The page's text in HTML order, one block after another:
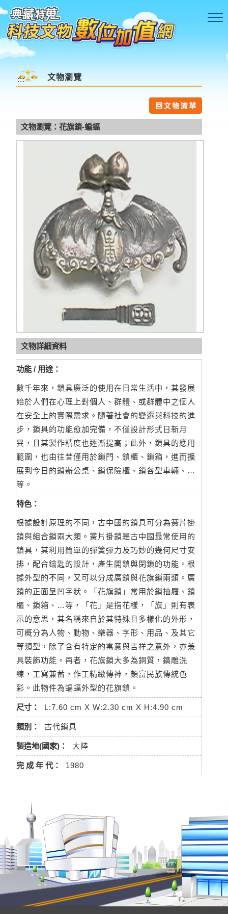
跳到主要內容區塊
::: 文物瀏覽
文物瀏覽：花旗鎖-蝙蝠
文物詳細資料
功能 / 用途：
數千年來，鎖具廣泛的使用在日常生活中，其發展
始於人們在心理上對個人、群體、或群體中之個人
在安全上的實際需求。隨著社會的變遷與科技的進
步，鎖具的功能愈加完備，不僅設計形式日新月
異，且其製作精度也逐漸提高；此外，鎖具的應用
範圍，也由往昔僅用於鎖門、鎖櫃、鎖箱，進而擴
展到今日的鎖辦公桌、鎖保險櫃、鎖各型車輛、…
等。
特色：
根據設計原理的不同，古中國的鎖具可分為簧片掛
鎖與組合鎖兩大類。簧片掛鎖是古中國最常使用的
鎖具，其利用簡單的彈簧彈力及巧妙的幾何尺寸安
排，配合鑰匙的設計，產生開鎖與閉鎖的功能。根
據外型的不同，又可以分成廣鎖與花旗鎖兩類。廣
鎖的正面呈凹字狀。「花旗鎖」常用於鎖抽屜、鎖
櫃、鎖箱、…等，「花」是指花樣，「旗」則有表
示的意思，其名稱來自於其特殊且多樣化的外形，
可概分為人物、動物、樂器、字形、用品、及其它
等類型，除了含有特定的寓意與吉祥之意外，亦兼
具裝飾功能。再者，花旗鎖大多為銅質，鐫雕洗
練，工寫兼蓄，作工精緻傳神，頗富民族傳統色
彩。此物件為蝙蝠外型的花旗鎖。
尺寸： L:7.60 cm X W:2.30 cm X H:4.90 cm
類別： 古代鎖具
製造地(國家)： 大陸
完 成 年 代： 1980